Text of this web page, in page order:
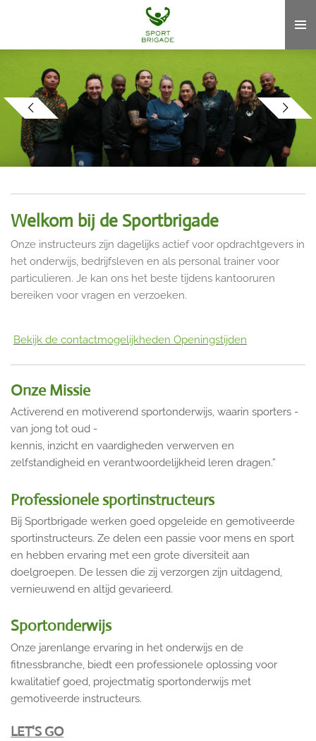
naar
hoofdinhoud
Welkom bij de Sportbrigade
Onze instructeurs zijn dagelijks actief voor opdrachtgevers in
het onderwijs, bedrijfsleven en als personal trainer voor
particulieren. Je kan ons het beste tijdens kantooruren
bereiken voor vragen en verzoeken.
Bekijk de contactmogelijkheden Openingstijden
Onze Missie
Activerend en motiverend sportonderwijs, waarin sporters -
van jong tot oud -
kennis, inzicht en vaardigheden verwerven en
zelfstandigheid en verantwoordelijkheid leren dragen.”
Professionele sportinstructeurs
Bij Sportbrigade werken goed opgeleide en gemotiveerde
sportinstructeurs. Ze delen een passie voor mens en sport
en hebben ervaring met een grote diversiteit aan
doelgroepen. De lessen die zij verzorgen zijn uitdagend,
vernieuwend en altijd gevarieerd.
Sportonderwijs
Onze jarenlange ervaring in het onderwijs en de
fitnessbranche, biedt een professionele oplossing voor
kwalitatief goed, projectmatig sportonderwijs met
gemotiveerde instructeurs.
LET'S GO